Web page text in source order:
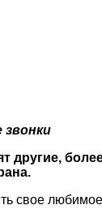
звонки
другие,
свое